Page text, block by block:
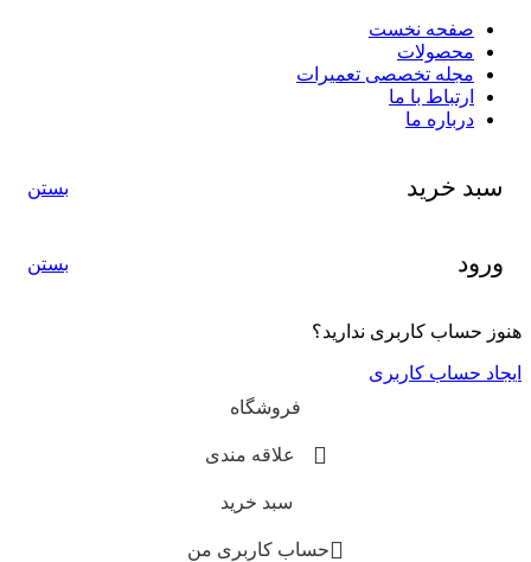
صفحه نخست
محصولات
مجله تخصصی تعمیرات
ارتباط با ما
درباره ما
سبد خرید بستن
ورود بستن
هنوز حساب کاربری ندارید؟
ایجاد حساب کاربری
فروشگاه
علاقه مندی
سبد خرید
حساب کاربری من